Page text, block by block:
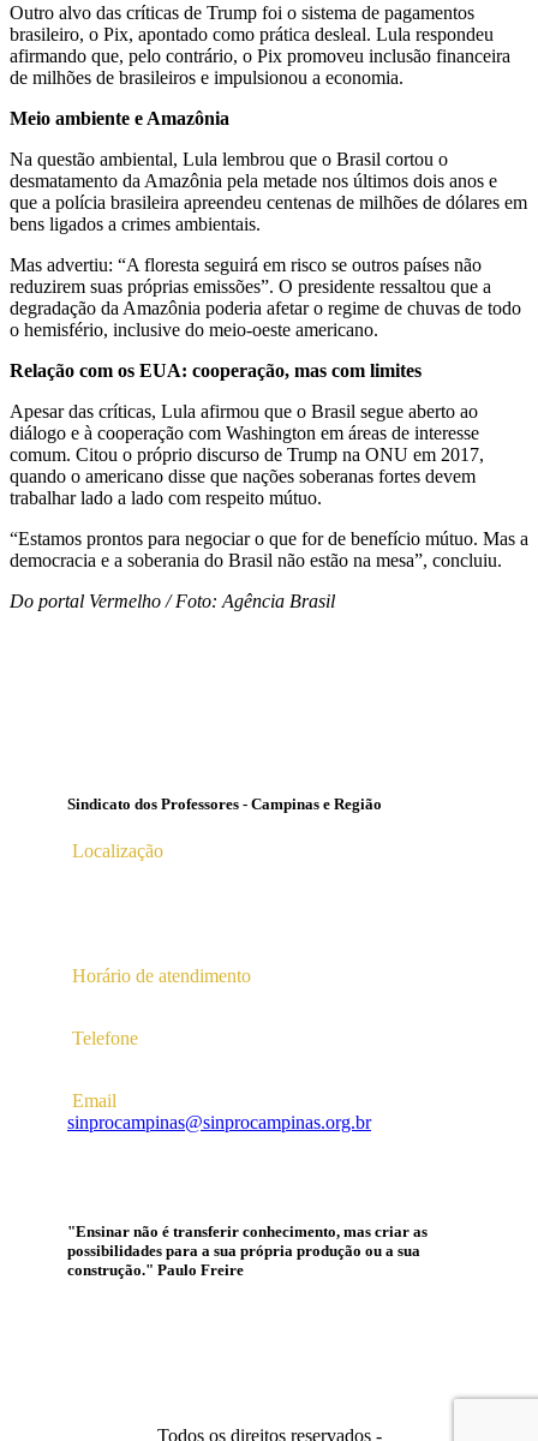
Outro alvo das críticas de Trump foi o sistema de pagamentos
brasileiro, o Pix, apontado como prática desleal. Lula respondeu
afirmando que, pelo contrário, o Pix promoveu inclusão financeira
de milhões de brasileiros e impulsionou a economia.
Meio ambiente e Amazônia
Na questão ambiental, Lula lembrou que o Brasil cortou o
desmatamento da Amazônia pela metade nos últimos dois anos e
que a polícia brasileira apreendeu centenas de milhões de dólares em
bens ligados a crimes ambientais.
Mas advertiu: “A floresta seguirá em risco se outros países não
reduzirem suas próprias emissões”. O presidente ressaltou que a
degradação da Amazônia poderia afetar o regime de chuvas de todo
o hemisfério, inclusive do meio-oeste americano.
Relação com os EUA: cooperação, mas com limites
Apesar das críticas, Lula afirmou que o Brasil segue aberto ao
diálogo e à cooperação com Washington em áreas de interesse
comum. Citou o próprio discurso de Trump na ONU em 2017,
quando o americano disse que nações soberanas fortes devem
trabalhar lado a lado com respeito mútuo.
“Estamos prontos para negociar o que for de benefício mútuo. Mas a
democracia e a soberania do Brasil não estão na mesa”, concluiu.
Do portal Vermelho / Foto: Agência Brasil
Sindicato dos Professores - Campinas e Região
Localização
Horário de atendimento
Telefone
Email
sinprocampinas@sinprocampinas.org.br
"Ensinar não é transferir conhecimento, mas criar as
possibilidades para a sua própria produção ou a sua
construção." Paulo Freire
Todos os direitos reservados -